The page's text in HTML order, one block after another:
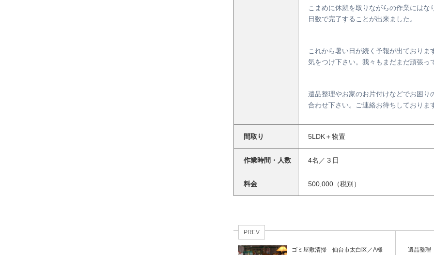
こまめに休憩を取りながらの作業には
日数で完了することが出来ました。
これから暑い日が続く予報が出ており
気をつけ下さい。我々もまだまだ頑張っ
遺品整理やお家のお片付けなどでお困
合わせ下さい。ご連絡お待ちしておりま
間取り 5LDK＋物置
作業時間・人数 4名／３日
料金 500,000（税別）
PREV
ゴミ屋敷清掃 仙台市太白区／A様 遺品整理